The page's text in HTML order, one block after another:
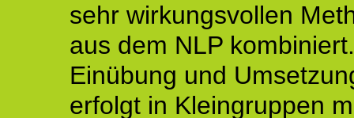
sehr wirkungsvollen
aus dem NLP
Einübung und
erfolgt in Kleingruppen